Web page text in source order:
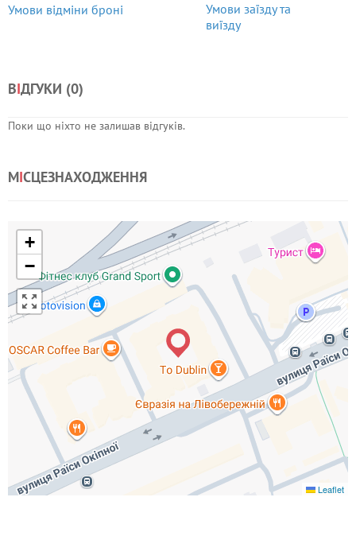
Умови відміни броні
Умови заїзду та
виїзду
ВІДГУКИ (0)
Поки що ніхто не залишав відгуків.
МІСЦЕЗНАХОДЖЕННЯ
+
−
Leaflet